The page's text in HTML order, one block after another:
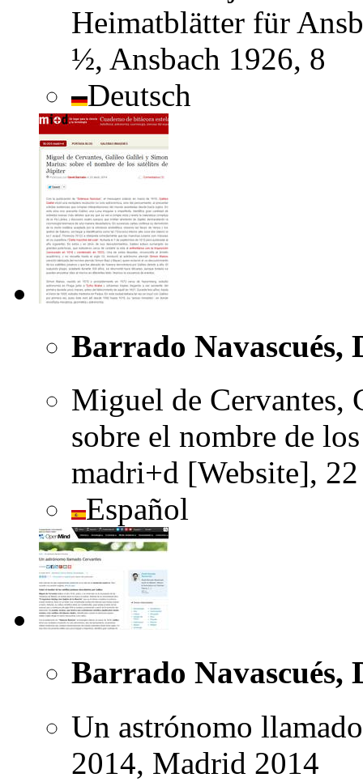
Heimatblätter für
½, Ansbach 1926, 8
Deutsch
Barrado Navascués,
Miguel de
sobre el nombre de
madri+d [Website],
Español
Barrado Navascués,
Un astrónomo
2014, Madrid 2014